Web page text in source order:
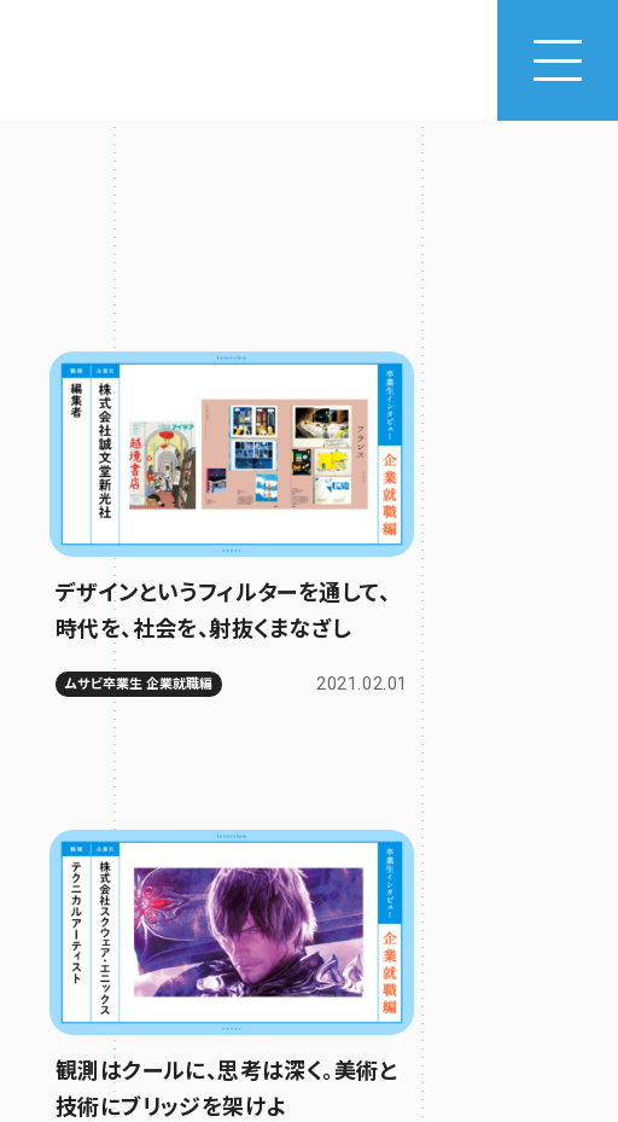
デザインというフィルターを通して、
時代を、社会を、射抜くまなざし
ムサビ卒業生 企業就職編 2021.02.01
観測はクールに、思考は深く。美術と
技術にブリッジを架けよ